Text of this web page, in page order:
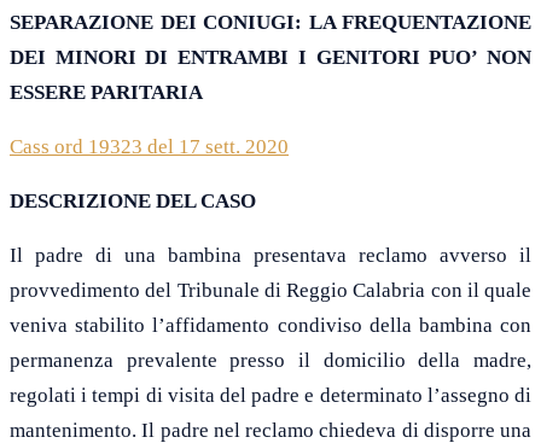
SEPARAZIONE DEI CONIUGI: LA FREQUENTAZIONE
DEI MINORI DI ENTRAMBI I GENITORI PUO’ NON
ESSERE PARITARIA
Cass ord 19323 del 17 sett. 2020
DESCRIZIONE DEL CASO
Il padre di una bambina presentava reclamo avverso il
provvedimento del Tribunale di Reggio Calabria con il quale
veniva stabilito l’affidamento condiviso della bambina con
permanenza prevalente presso il domicilio della madre,
regolati i tempi di visita del padre e determinato l’assegno di
mantenimento. Il padre nel reclamo chiedeva di disporre una